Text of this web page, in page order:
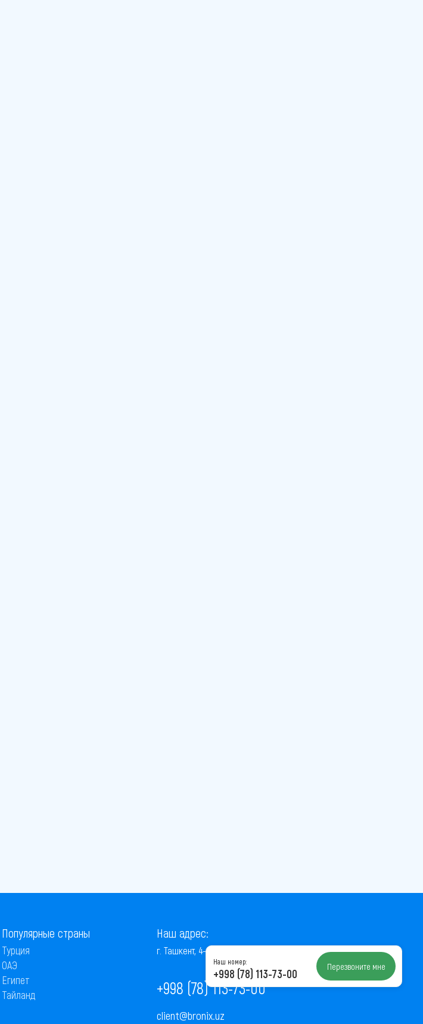
Популярные страны
Турция
ОАЭ
Египет
Тайланд
Наш адрес:
г. Ташкент, 4-й проезд Ниёзбек Йули, 7
+998 (78) 113-73-00
client@bronix.uz
Наш номер:
+998 (78) 113-73-00 Перезвоните мне